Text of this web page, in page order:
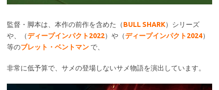
監督・脚本は、本作の前作を含めた（BULL SHARK）シリーズ
や、（ディープインパクト2022）や（ディープインパクト2024）
等のブレット・ベントマン で、
非常に低予算で、サメの登場しないサメ物語を演出しています。